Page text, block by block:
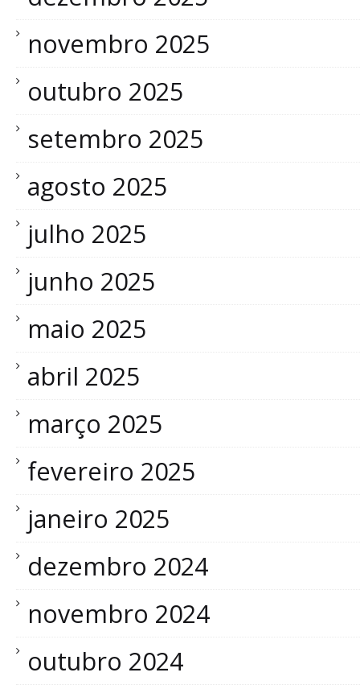
novembro 2025
outubro 2025
setembro 2025
agosto 2025
julho 2025
junho 2025
maio 2025
abril 2025
março 2025
fevereiro 2025
janeiro 2025
dezembro 2024
novembro 2024
outubro 2024